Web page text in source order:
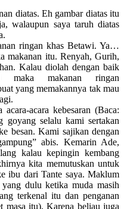
diatas. Eh gambar diatas itu
walaupun saya taruh diatas
ringan khas Betawi. Ya…
makanan itu. Renyah, Gurih,
Kalau diolah dengan baik
makanan ringan
yang memakannya tak mau
acara kebesaran (Baca:
goyang selalu kami sertakan
besan. Kami sajikan dengan
abis. Kemarin Ade,
kalau kepingin kembang
kita memutuskan untuk
ibu dari Tante saya. Maklum
dulu ketika muda masih
terkenal itu dan penganan
masa itu). Karena beliau juga